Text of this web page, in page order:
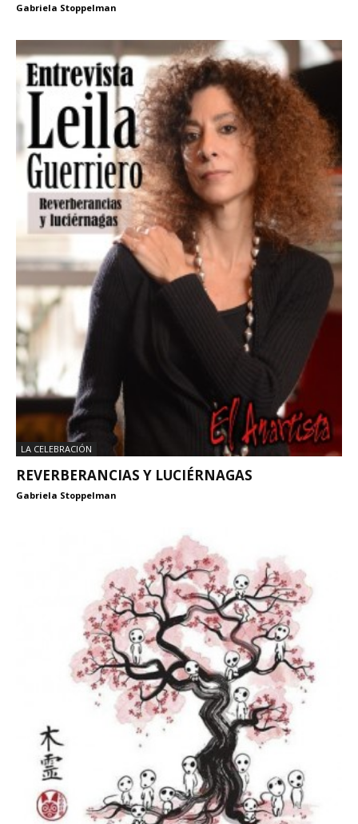
Gabriela Stoppelman
LA CELEBRACIÓN
REVERBERANCIAS Y LUCIÉRNAGAS
Gabriela Stoppelman